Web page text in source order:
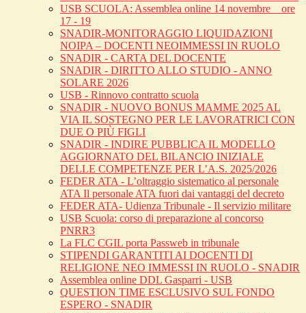
USB SCUOLA: Assemblea online 14 novembre _ ore
17 - 19
SNADIR-MONITORAGGIO LIQUIDAZIONI
NOIPA – DOCENTI NEOIMMESSI IN RUOLO
SNADIR - CARTA DEL DOCENTE
SNADIR - DIRITTO ALLO STUDIO - ANNO
SOLARE 2026
USB - Rinnovo contratto scuola
SNADIR - NUOVO BONUS MAMME 2025 AL
VIA IL SOSTEGNO PER LE LAVORATRICI CON
DUE O PIÙ FIGLI
SNADIR - INDIRE PUBBLICA IL MODELLO
AGGIORNATO DEL BILANCIO INIZIALE
DELLE COMPETENZE PER L’A.S. 2025/2026
FEDER ATA - L’oltraggio sistematico al personale
ATA Il personale ATA fuori dai vantaggi del decreto
FEDER ATA- Udienza Tribunale - Il servizio militare
USB Scuola: corso di preparazione al concorso
PNRR3
La FLC CGIL porta Passweb in tribunale
STIPENDI GARANTITI AI DOCENTI DI
RELIGIONE NEO IMMESSI IN RUOLO - SNADIR
Assemblea online DDL Gasparri - USB
QUESTION TIME ESCLUSIVO SUL FONDO
ESPERO - SNADIR